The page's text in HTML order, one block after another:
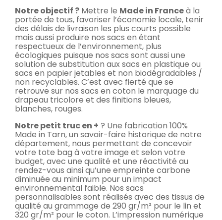
Notre objectif ? Mettre le Made in Franceà la
portée de tous, favoriser l’économie locale, tenir
des délais de livraison les plus courts possible
mais aussi produire nos sacs en étant
respectueux de l’environnement, plus
écologiques puisque nos sacs sont aussi une
solution de substitution aux sacs en plastique ou
sacs en papier jetables et non biodégradables /
non recyclables. C’est avec fierté que se
retrouve sur nos sacs en coton le marquage du
drapeau tricolore et des finitions bleues,
blanches, rouges.
Notre petit truc en + ? Une fabrication 100%
Made in Tarn, un savoir-faire historique de notre
département, nous permettant de concevoir
votre tote bag à votre image et selon votre
budget, avec une qualité et une réactivité au
rendez-vous ainsi qu’une empreinte carbone
diminuée au minimum pour un impact
environnemental faible. Nos sacs
personnalisables sont réalisés avec des tissus de
qualité au grammage de 290 gr/m² pour le lin et
320 gr/m² pour le coton. L’impression numérique